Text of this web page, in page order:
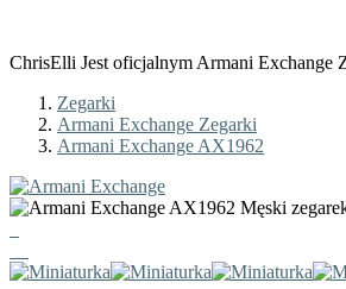
ChrisElli Jest oficjalnym Armani Exchange
Zegarki
Armani Exchange Zegarki
Armani Exchange AX1962